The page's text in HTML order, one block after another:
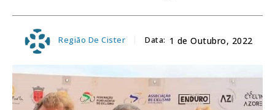
Região De Cister Data: 1 de Outubro, 2022